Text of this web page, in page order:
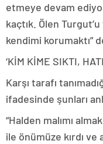
etmeye devam
kaçtık. Ölen
kendimi korumaktı”
‘KİM KİME SIKTI,
Karşı tarafı
ifadesinde şunları
“Halden malımı
ile önümüze kırdı ve